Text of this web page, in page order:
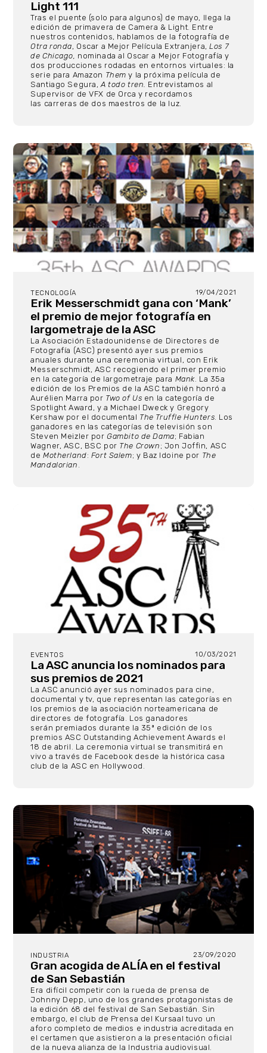
Light 111
Tras el puente (solo para algunos) de mayo, llega la
edición de primavera de Camera & Light. Entre
nuestros contenidos, hablamos de la fotografía de
Otra ronda, Oscar a Mejor Película Extranjera,Los 7
de Chicago, nominada al Oscar a Mejor Fotografía y
dos producciones rodadas en entornos virtuales: la
serie para Amazon Them y la próxima película de
Santiago Segura,A todo tren. Entrevistamos al
Supervisor de VFX de Orca y recordamos
las carreras de dos maestros de la luz.
TECNOLOGÍA 19/04/2021
Erik Messerschmidt gana con ‘Mank’
el premio de mejor fotografía en
largometraje de la ASC
La Asociación Estadounidense de Directores de
Fotografía (ASC) presentó ayer sus premios
anuales durante una ceremonia virtual, con Erik
Messerschmidt, ASC recogiendo el primer premio
en la categoría de largometraje para Mank. La 35a
edición de los Premios de la ASC también honró a
Aurélien Marra por Two of Us en la categoría de
Spotlight Award, y a Michael Dweck y Gregory
Kershaw por el documental The Truffle Hunters. Los
ganadores en las categorías de televisión son
Steven Meizler porGambito de Dama; Fabian
Wagner, ASC, BSC por The Crown ; Jon Joffin, ASC
de Motherland: Fort Salem; y Baz Idoine por The
Mandalorian .
EVENTOS 10/03/2021
La ASC anuncia los nominados para
sus premios de 2021
La ASC anunció ayer sus nominados para cine,
documental y tv, que representan las categorías en
los premios de la asociación norteamericana de
directores de fotografía. Los ganadores
serán premiados durante la 35ª edición de los
premios ASC Outstanding Achievement Awards el
18 de abril. La ceremonia virtual se transmitirá en
vivo a través de Facebook desde la histórica casa
club de la ASC en Hollywood.
INDUSTRIA 23/09/2020
Gran acogida de ALÍA en el festival
de San Sebastián
Era difícil competir con la rueda de prensa de
Johnny Depp, uno de los grandes protagonistas de
la edición 68 del festival de San Sebastián. Sin
embargo, el club de Prensa del Kursaal tuvo un
aforo completo de medios e industria acreditada en
el certamen que asistieron a la presentación oficial
de la nueva alianza de la Industria audiovisual.